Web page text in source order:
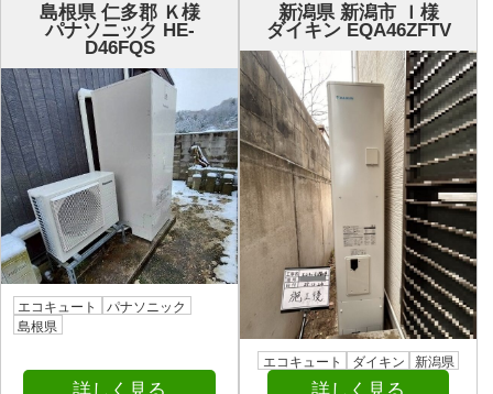
島根県 仁多郡 Ｋ様
パナソニック HE-
D46FQS
エコキュート
パナソニック
島根県
新潟県 新潟市 Ｉ様
ダイキン EQA46ZFTV
エコキュート ダイキン 新潟県